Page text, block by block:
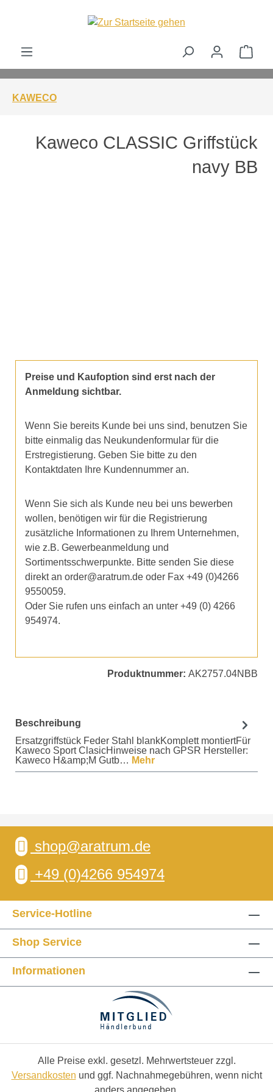
KAWECO
Kaweco CLASSIC Griffstück
navy BB
Preise und Kaufoption sind erst nach der
Anmeldung sichtbar.
Wenn Sie bereits Kunde bei uns sind, benutzen Sie
bitte einmalig das Neukundenformular für die
Erstregistierung. Geben Sie bitte zu den
Kontaktdaten Ihre Kundennummer an.
Wenn Sie sich als Kunde neu bei uns bewerben
wollen, benötigen wir für die Registrierung
zusätzliche Informationen zu Ihrem Unternehmen,
wie z.B. Gewerbeanmeldung und
Sortimentsschwerpunkte. Bitte senden Sie diese
direkt an order@aratrum.de oder Fax +49 (0)4266
9550059.
Oder Sie rufen uns einfach an unter +49 (0) 4266
954974.
Produktnummer: AK2757.04NBB
Beschreibung
Ersatzgriffstück Feder Stahl blankKomplett montiertFür
Kaweco Sport ClasicHinweise nach GPSR Hersteller:
Kaweco H&amp;M Gutb… Mehr
shop@aratrum.de
+49 (0)4266 954974
Service-Hotline
Shop Service
Informationen
Alle Preise exkl. gesetzl. Mehrwertsteuer zzgl.
Versandkosten und ggf. Nachnahmegebühren, wenn nicht
anders angegeben.